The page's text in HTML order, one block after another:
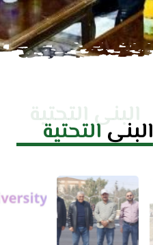
البنى التحتية
البنى التحتية